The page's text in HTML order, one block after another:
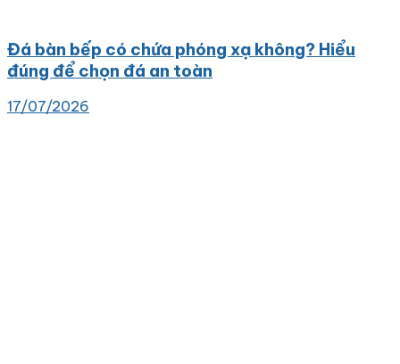
Đá bàn bếp có chứa phóng xạ không? Hiểu
đúng để chọn đá an toàn
17/07/2026